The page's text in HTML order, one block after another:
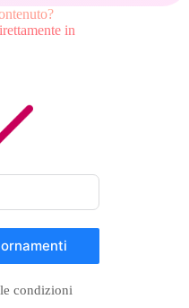
in
condizioni